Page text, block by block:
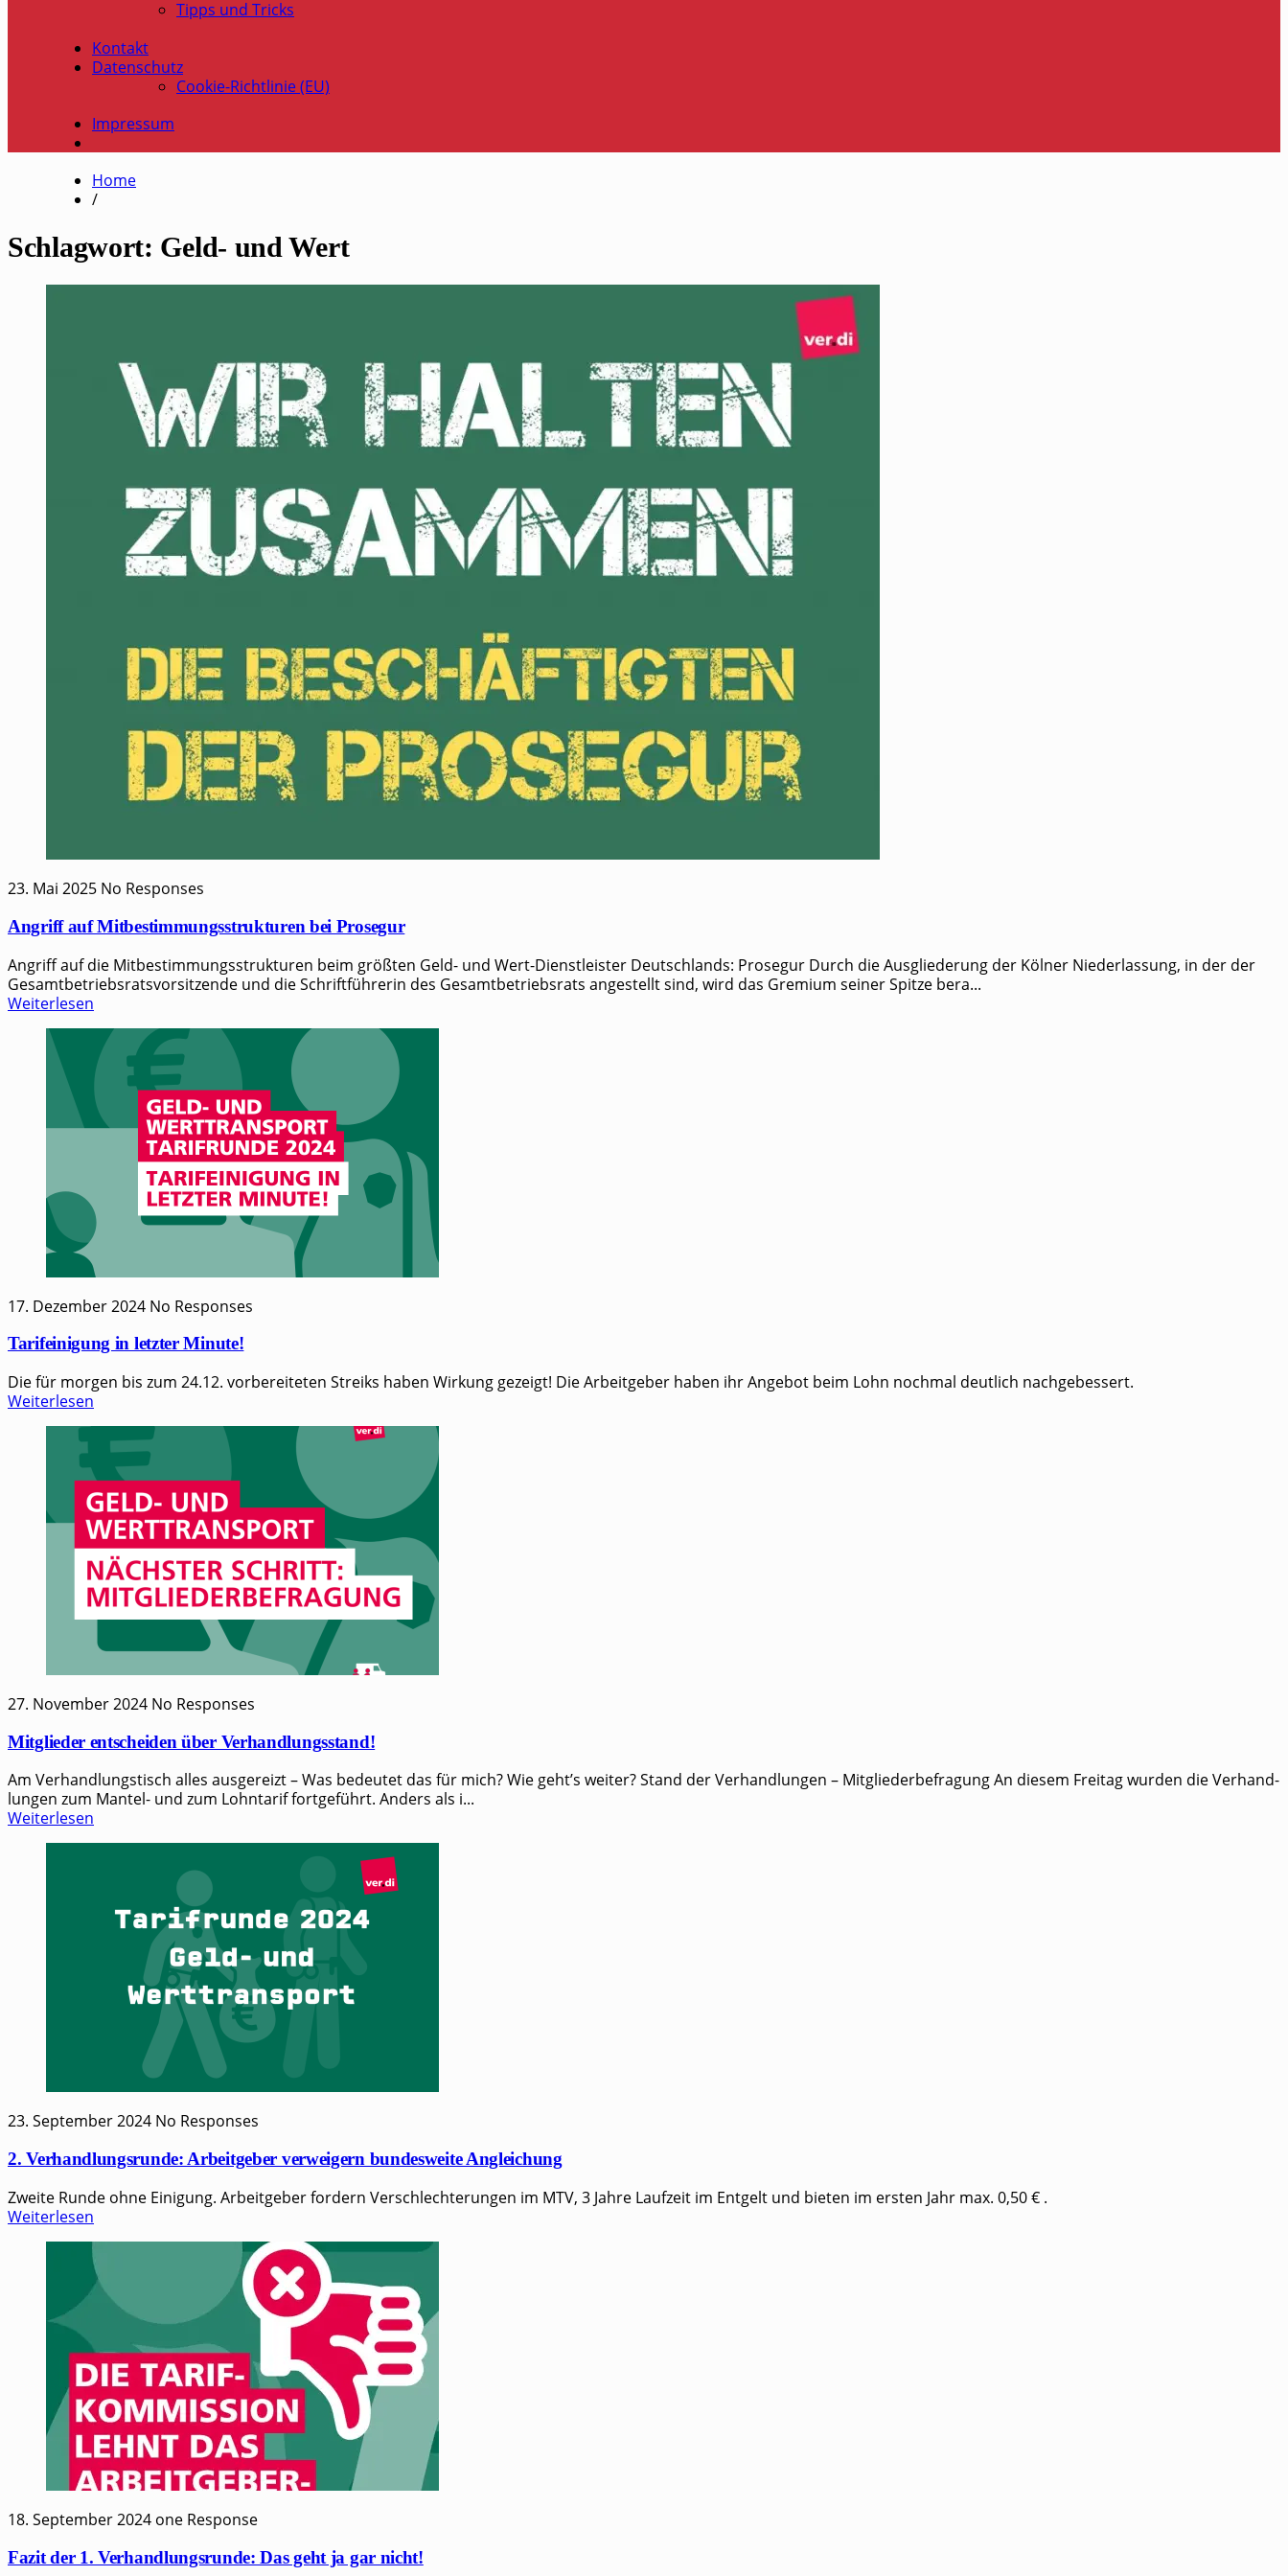
Tipps und Tricks
Kontakt
Datenschutz
Cookie-Richtlinie (EU)
Impressum
Home
/
Schlagwort: Geld- und Wert
23. Mai 2025 No Responses
Angriff auf Mitbestimmungsstrukturen bei Prosegur
Angriff auf die Mitbestimmungsstrukturen beim größten Geld- und Wert-Dienstleister Deutschlands: Prosegur Durch die Aus­glie­de­rung der Köl­ner Nie­der­las­sung, in der der
Gesamt­be­triebs­rats­vor­sit­zen­de und die Schrift­füh­re­rin des Gesamt­be­triebs­rats ange­stellt sind, wird das Gre­mi­um sei­ner Spit­ze bera...
Weiterlesen
17. Dezember 2024 No Responses
Tarifeinigung in letzter Minute!
Die für morgen bis zum 24.12. vorbereiteten Streiks haben Wirkung gezeigt! Die Arbeitgeber haben ihr Angebot beim Lohn nochmal deutlich nachgebessert.
Weiterlesen
27. November 2024 No Responses
Mitglieder entscheiden über Verhandlungsstand!
Am Verhandlungstisch alles ausgereizt – Was bedeutet das für mich? Wie geht’s weiter? Stand der Verhandlungen – Mitgliederbefragung An die­sem Frei­tag wur­den die Ver­hand­
lun­gen zum Man­tel- und zum Lohn­ta­rif fort­ge­führt. Anders als i...
Weiterlesen
23. September 2024 No Responses
2. Verhandlungsrunde: Arbeitgeber verweigern bundesweite Angleichung
Zweite Runde ohne Einigung. Arbeitgeber fordern Verschlechterungen im MTV, 3 Jahre Laufzeit im Entgelt und bieten im ersten Jahr max. 0,50 € .
Weiterlesen
18. September 2024 one Response
Fazit der 1. Verhandlungsrunde: Das geht ja gar nicht!